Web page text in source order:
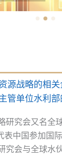
战略的相
管单位水利
研究会又名全
表中国参加国
究会与全球水